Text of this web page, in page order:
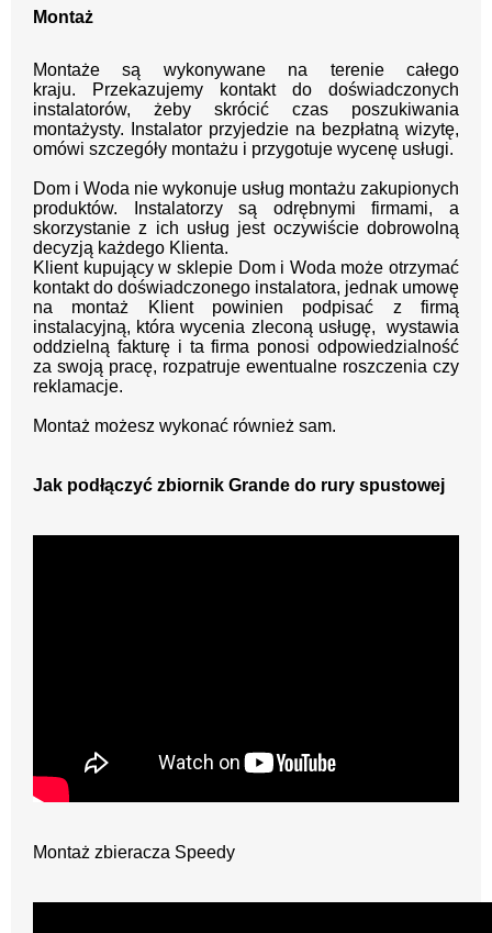
Montaż
Montaże są wykonywane na terenie całego
kraju.
Przekazujemy kontakt do doświadczonych
instalatorów, żeby skrócić czas poszukiwania
montażysty.
Instalator przyjedzie na bezpłatną wizytę,
omówi szczegóły montażu i przygotuje wycenę usługi.
Dom i Woda nie wykonuje usług montażu zakupionych
produktów. Instalatorzy są odrębnymi firmami, a
skorzystanie z ich usług jest oczywiście dobrowolną
decyzją każdego Klienta.
Klient kupujący w sklepie Dom i Woda może otrzymać
kontakt do doświadczonego instalatora, jednak umowę
na montaż Klient powinien podpisać z firmą
instalacyjną, która wycenia zleconą usługę, wystawia
oddzielną fakturę i ta firma ponosi odpowiedzialność
za swoją pracę, rozpatruje ewentualne roszczenia czy
reklamacje.
Montaż możesz wykonać również sam.
Jak podłączyć zbiornik Grande do rury spustowej
Montaż zbieracza Speedy